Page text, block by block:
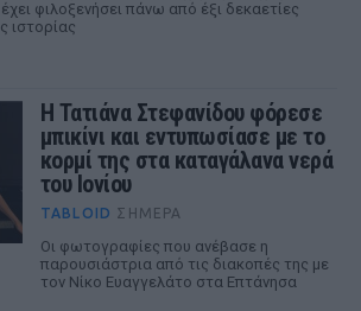
φιλοξενήσει πάνω από έξι δεκαετίες
ιστορίας
Η Τατιάνα Στεφανίδου φόρεσε
μπικίνι και εντυπωσίασε με το
κορμί της στα καταγάλανα νερά
του Ιονίου
TABLOID ΣΉΜΕΡΑ
Οι φωτογραφίες που ανέβασε η
παρουσιάστρια από τις διακοπές της με
τον Νίκο Ευαγγελάτο στα Επτάνησα